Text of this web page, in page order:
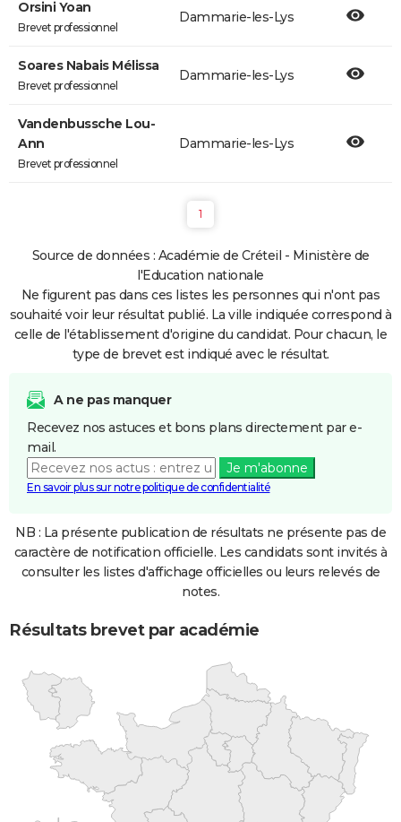
Orsini Yoan
Brevet professionnel
Dammarie-les-Lys
Soares Nabais Mélissa
Brevet professionnel
Dammarie-les-Lys
Vandenbussche Lou-
Ann
Brevet professionnel
Dammarie-les-Lys
1
Source de données : Académie de Créteil - Ministère de
l'Education nationale
Ne figurent pas dans ces listes les personnes qui n'ont pas
souhaité voir leur résultat publié. La ville indiquée correspond à
celle de l'établissement d'origine du candidat. Pour chacun, le
type de brevet est indiqué avec le résultat.
A ne pas manquer
Recevez nos astuces et bons plans directement par e-
mail.
Je m'abonne
En savoir plus sur notre politique de confidentialité
NB : La présente publication de résultats ne présente pas de
caractère de notification officielle. Les candidats sont invités à
consulter les listes d'affichage officielles ou leurs relevés de
notes.
Résultats brevet par académie